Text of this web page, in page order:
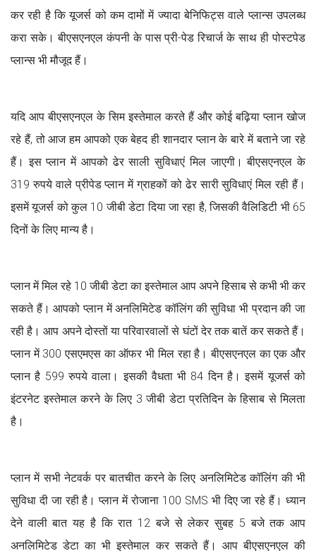
कर रही है कि यूजर्स को कम दामों में ज्यादा बेनिफिट्स वाले प्लान्स उपलब्ध
करा सके। बीएसएनएल कंपनी के पास प्री-पेड रिचार्ज के साथ ही पोस्टपेड
प्लान्स भी मौजूद हैं।
यदि आप बीएसएनएल के सिम इस्तेमाल करते हैं और कोई बढ़िया प्लान खोज
रहे हैं, तो आज हम आपको एक बेहद ही शानदार प्लान के बारे में बताने जा रहे
हैं। इस प्लान में आपको ढेर साली सुविधाएं मिल जाएगी। बीएसएनएल के
319 रुपये वाले प्रीपेड प्लान में ग्राहकों को ढेर सारी सुविधाएं मिल रही हैं।
इसमें यूजर्स को कुल 10 जीबी डेटा दिया जा रहा है, जिसकी वैलिडिटी भी 65
दिनों के लिए मान्य है।
प्लान में मिल रहे 10 जीबी डेटा का इस्तेमाल आप अपने हिसाब से कभी भी कर
सकते हैं। आपको प्लान में अनलिमिटेड कॉलिंग की सुविधा भी प्रदान की जा
रही है। आप अपने दोस्तों या परिवारवालों से घंटों देर तक बातें कर सकते हैं।
प्लान में 300 एसएमएस का ऑफर भी मिल रहा है। बीएसएनएल का एक और
प्लान है 599 रुपये वाला। इसकी वैधता भी 84 दिन है। इसमें यूजर्स को
इंटरनेट इस्तेमाल करने के लिए 3 जीबी डेटा प्रतिदिन के हिसाब से मिलता
है।
प्लान में सभी नेटवर्क पर बातचीत करने के लिए अनलिमिटेड कॉलिंग की भी
सुविधा दी जा रही है। प्लान में रोजाना 100 SMS भी दिए जा रहे हैं। ध्यान
देने वाली बात यह है कि रात 12 बजे से लेकर सुबह 5 बजे तक आप
अनलिमिटेड डेटा का भी इस्तेमाल कर सकते हैं। आप बीएसएनएल की